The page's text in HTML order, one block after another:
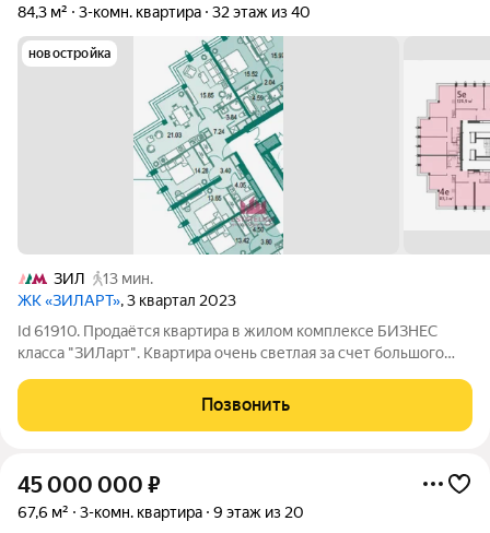
84,3 м² 3-комн. квартира 32 этаж из 40
новостройка
ЗИЛ
13 мин.
ЖК «ЗИЛАРТ», 3 квартал 2023
Id 61910. Продаётся квартира в жилом комплексе БИЗНЕС
класса "ЗИЛарт". Квартира очень светлая за счет большого
света! Квартира без отделки, что позволяет Вам свободно
воплотить собственные
Позвонить
45 000 000 ₽
67,6 м² 3-комн. квартира 9 этаж из 20